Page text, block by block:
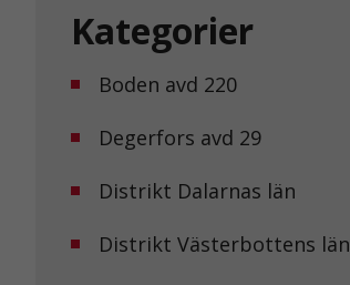
Kategorier
Boden avd 220
Degerfors avd 29
Distrikt Dalarnas län
Distrikt Västerbottens län